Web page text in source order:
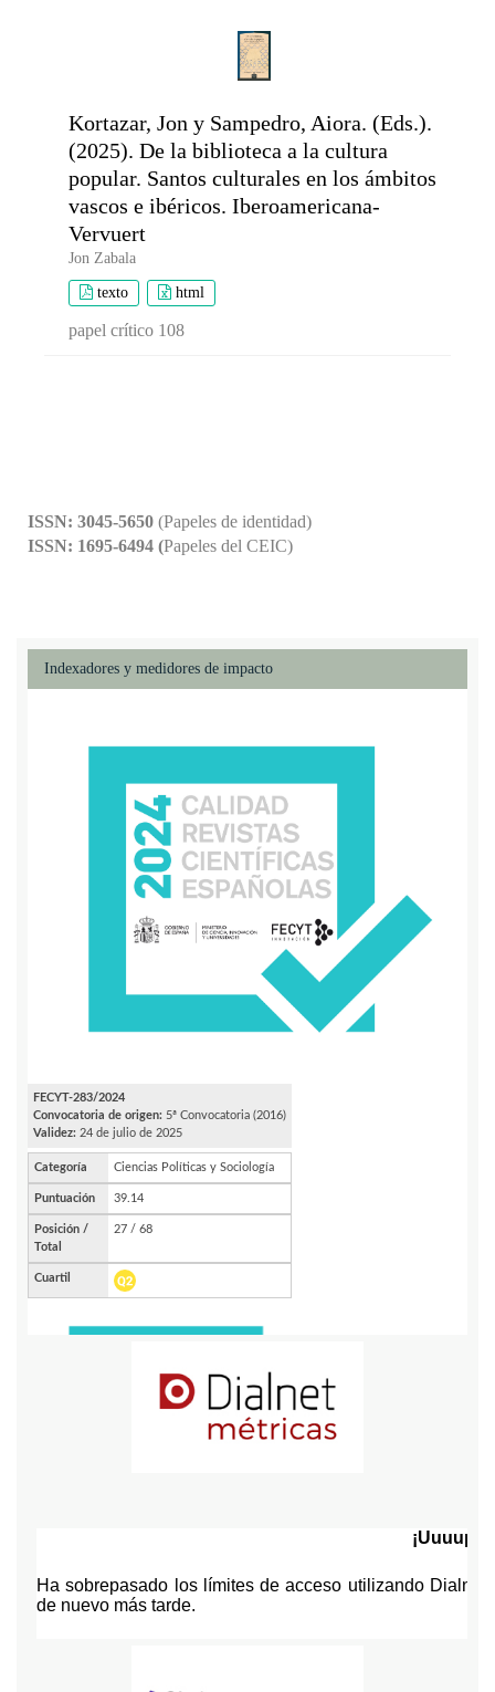
Kortazar, Jon y Sampedro, Aiora. (Eds.).
(2025). De la biblioteca a la cultura
popular. Santos culturales en los ámbitos
vascos e ibéricos. Iberoamericana-
Vervuert
Jon Zabala
texto html
papel crítico 108
ISSN: 3045-5650 (Papeles de identidad)
ISSN: 1695-6494 (Papeles del CEIC)
Indexadores y medidores de impacto